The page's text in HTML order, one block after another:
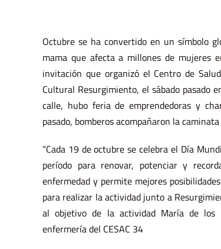
Octubre se ha convertido en un símbolo
mama que afecta a millones de mujeres
invitación que organizó el Centro de
Cultural Resurgimiento, el sábado pasado
calle, hubo feria de emprendedoras y
pasado, bomberos acompañaron la
“Cada 19 de octubre se celebra el Día
período para renovar, potenciar y
enfermedad y permite mejores
para realizar la actividad junto a
al objetivo de la actividad María de los
enfermería del CESAC 34